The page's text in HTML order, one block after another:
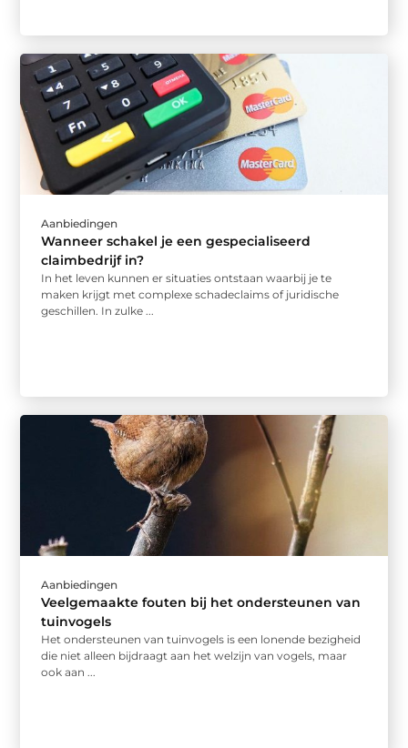
Aanbiedingen
Wanneer schakel je een gespecialiseerd
claimbedrijf in?
In het leven kunnen er situaties ontstaan waarbij je te
maken krijgt met complexe schadeclaims of juridische
geschillen. In zulke ...
Aanbiedingen
Veelgemaakte fouten bij het ondersteunen van
tuinvogels
Het ondersteunen van tuinvogels is een lonende bezigheid
die niet alleen bijdraagt aan het welzijn van vogels, maar
ook aan ...